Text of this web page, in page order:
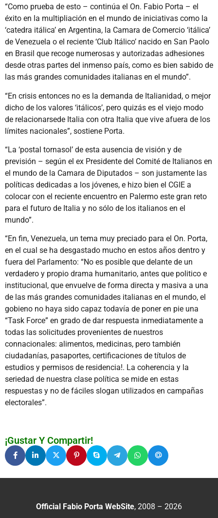
“Como prueba de esto – continúa el On. Fabio Porta – el
éxito en la multipliación en el mundo de iniciativas como la
‘catedra itálica’ en Argentina, la Camara de Comercio ‘itálica’
de Venezuela o el reciente ‘Club Itálico’ nacido en San Paolo
en Brasil que recoge numerosas y autorizadas adhesiones
desde otras partes del inmenso país, como es bien sabido de
las más grandes comunidades italianas en el mundo”.
“En crisis entonces no es la demanda de Italianidad, o mejor
dicho de los valores ‘itálicos’, pero quizás es el viejo modo
de relacionarsede Italia con otra Italia que vive afuera de los
límites nacionales”, sostiene Porta.
“La ‘postal tornasol’ de esta ausencia de visión y de
previsión – según el ex Presidente del Comité de Italianos en
el mundo de la Camara de Diputados – son justamente las
políticas dedicadas a los jóvenes, e hizo bien el CGIE a
colocar con el reciente encuentro en Palermo este gran reto
para el futuro de Italia y no sólo de los italianos en el
mundo”.
“En fin, Venezuela, un tema muy preciado para el On. Porta,
en el cual se ha desgastado mucho en estos años dentro y
fuera del Parlamento: “No es posible que delante de un
verdadero y propio drama humanitario, antes que politico e
institucional, que envuelve de forma directa y masiva a una
de las más grandes comunidades italianas en el mundo, el
gobieno no haya sido capaz todavía de poner en pie una
“Task Force” en grado de dar respuesta inmediatamente a
todas las solicitudes provenientes de nuestros
connacionales: alimentos, medicinas, pero también
ciudadanías, pasaportes, certificaciones de títulos de
estudios y permisos de residencia!. La coherencia y la
seriedad de nuestra clase política se mide en estas
respuestas y no de fáciles slogan utilizados en campañas
electorales”.
¡Gustar Y Compartir!
Official Fabio Porta WebSite, 2008 – 2026